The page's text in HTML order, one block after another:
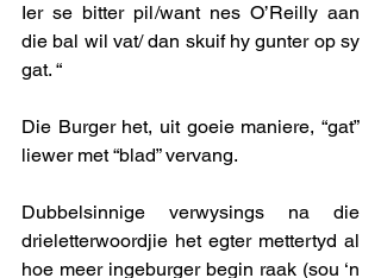
Ier se bitter pil/want nes O’Reilly aan
die bal wil vat/ dan skuif hy gunter op sy
gat. “
Die Burger het, uit goeie maniere, “gat”
liewer met “blad” vervang.
Dubbelsinnige verwysings na die
drieletterwoordjie het egter mettertyd al
hoe meer ingeburger begin raak (sou ‘n